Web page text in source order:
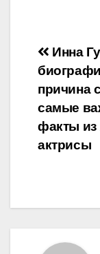
по
Инна
причина
самые
факты из
актрисы